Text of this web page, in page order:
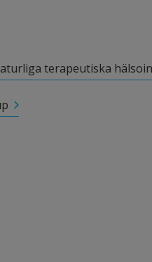
terapeutiska